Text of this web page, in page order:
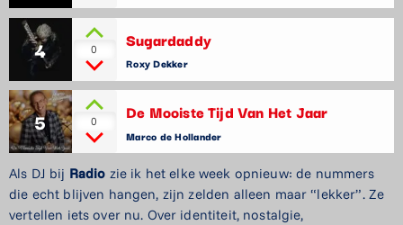
4 0 Sugardaddy
Roxy Dekker
5 0 De Mooiste Tijd Van Het Jaar
Marco de Hollander
Als DJ bij Radio zie ik het elke week opnieuw: de nummers
die echt blijven hangen, zijn zelden alleen maar “lekker”. Ze
vertellen iets over nu. Over identiteit, nostalgie,